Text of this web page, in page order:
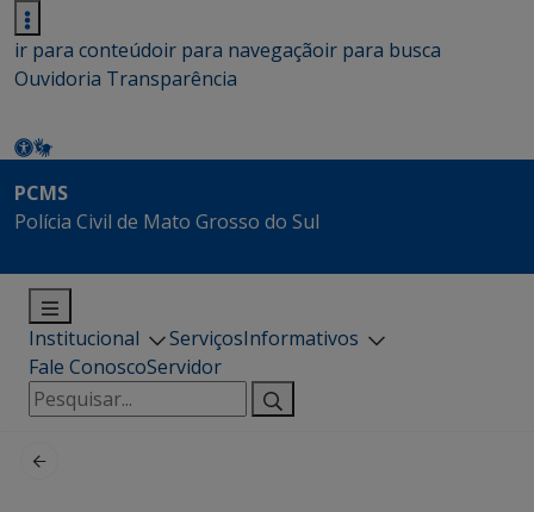
ir para conteúdoir para navegaçãoir para busca
Ouvidoria Transparência
PCMS
Polícia Civil de Mato Grosso do Sul
Institucional ServiçosInformativos
Fale ConoscoServidor
Pesquisar
por: